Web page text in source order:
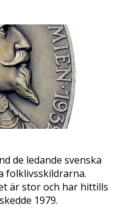
de ledande svenska
folklivsskildrarna.
är stor och har hittills
1979.